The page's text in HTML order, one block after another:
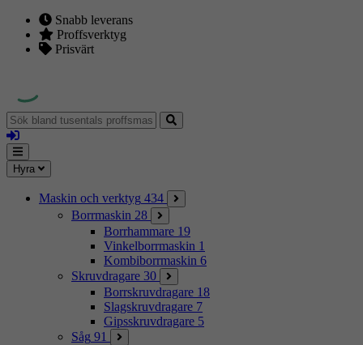
Snabb leverans
Proffsverktyg
Prisvärt
Sök
bland
tusentals
proffsmaskiner
Logga
in
Mina
sidor
Meny
Hyra
Maskin och verktyg 434
Borrmaskin 28
Borrhammare 19
Vinkelborrmaskin 1
Kombiborrmaskin 6
Skruvdragare 30
Borrskruvdragare 18
Slagskruvdragare 7
Gipsskruvdragare 5
Såg 91